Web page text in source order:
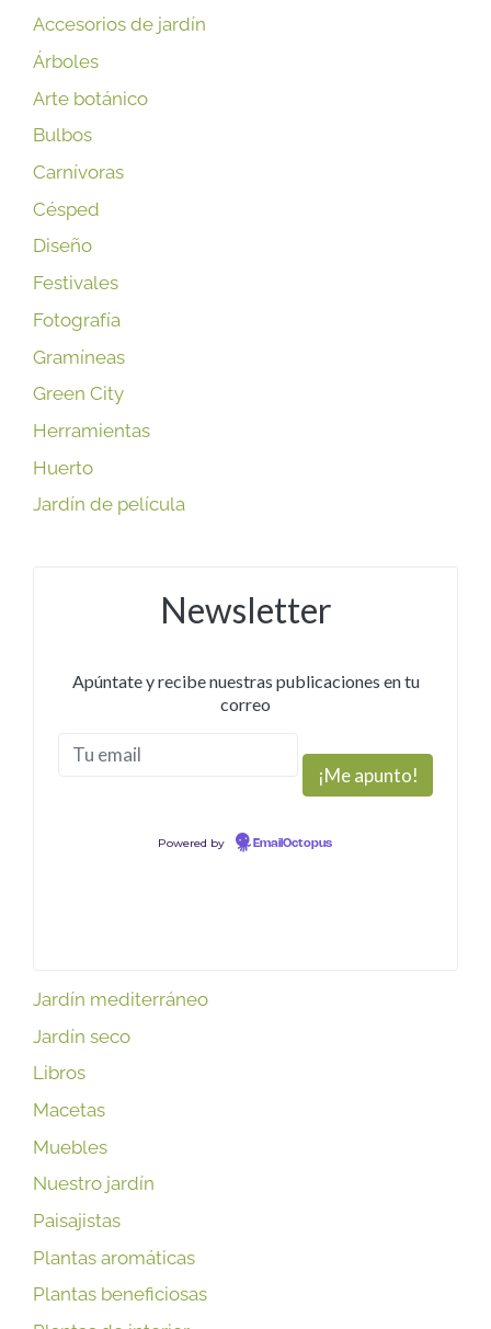
Accesorios de jardín
Árboles
Arte botánico
Bulbos
Carnívoras
Césped
Diseño
Festivales
Fotografía
Gramíneas
Green City
Herramientas
Huerto
Jardín de película
Newsletter
Apúntate y recibe nuestras publicaciones en tu
correo
Powered by EmailOctopus
Jardín mediterráneo
Jardín seco
Libros
Macetas
Muebles
Nuestro jardín
Paisajistas
Plantas aromáticas
Plantas beneficiosas